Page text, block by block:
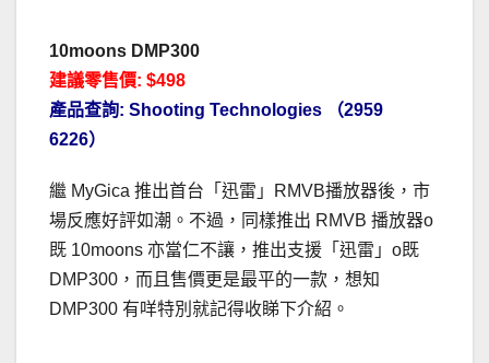
10moons DMP300
建議零售價: $498
產品查詢: Shooting Technologies （2959
6226）
繼 MyGica 推出首台「迅雷」RMVB播放器後，市
場反應好評如潮。不過，同樣推出 RMVB 播放器o
既 10moons 亦當仁不讓，推出支援「迅雷」o既
DMP300，而且售價更是最平的一款，想知
DMP300 有咩特別就記得收睇下介紹。